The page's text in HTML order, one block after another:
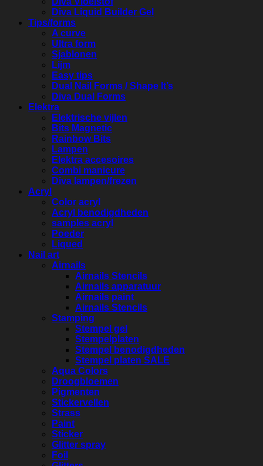
Diva Liquid Builder Gel
Tips/forms
A curve
Ultra form
Sjablonen
Lijm
Easy tips
Dual Nail Forms / Shape It’s
Diva Dual Forms
Elektra
Elektrische vijlen
Bits Magnetic
Rainbow Bits
Lampen
Elektra accesoires
Combi manicure
Diva lampen/frezen
Acryl
Color acryl
Acryl benodigdheden
samples acryl
Poeder
Liqued
Nail art
Airnails
Airnails Stencils
Airnails apparatuur
Airnails paint
Airnails Stencils
Stamping
Stempel gel
Stempelplaten
Stempel benodigdheden
Stempel platen SALE
Aqua Colors
Droogbloemen
Pigmenten
Stickervellen
Strass
Paint
Sticker
Glitter spray
Foil